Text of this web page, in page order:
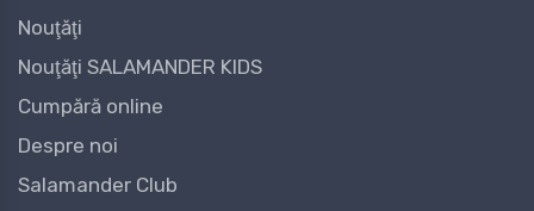
Nouţăţi
Nouţăţi SALAMANDER KIDS
Cumpără online
Despre noi
Salamander Club